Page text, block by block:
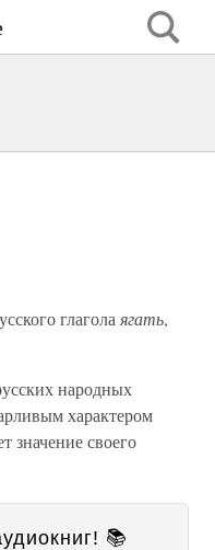
глагола ягать,
народных
характером
значение своего
📚